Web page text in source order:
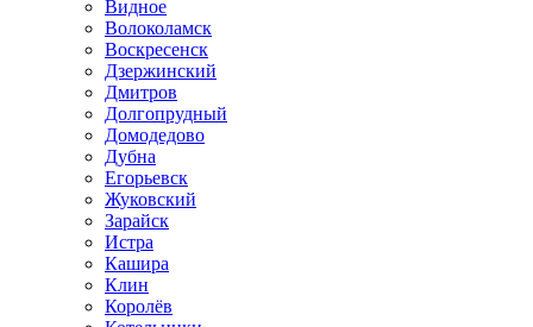
Видное
Волоколамск
Воскресенск
Дзержинский
Дмитров
Долгопрудный
Домодедово
Дубна
Егорьевск
Жуковский
Зарайск
Истра
Кашира
Клин
Королёв